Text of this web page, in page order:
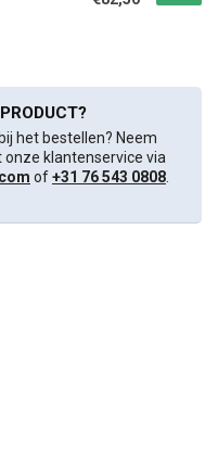
het bestellen? Neem
klantenservice via
of+31 76 543 0808